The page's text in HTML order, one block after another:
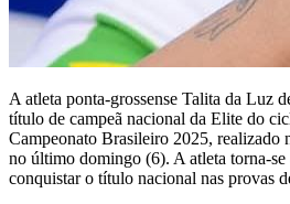
A atleta ponta-grossense Talita da Luz
título de campeã nacional da Elite do
Campeonato Brasileiro 2025, realizado
no último domingo (6). A atleta torna-
conquistar o título nacional nas provas